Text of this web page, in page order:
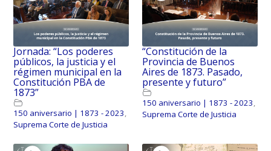
Jornada: “Los poderes
públicos, la justicia y el
régimen municipal en la
Constitución PBA de
1873”
150 aniversario | 1873 - 2023,
Suprema Corte de Justicia
“Constitución de la
Provincia de Buenos
Aires de 1873. Pasado,
presente y futuro”
150 aniversario | 1873 - 2023,
Suprema Corte de Justicia